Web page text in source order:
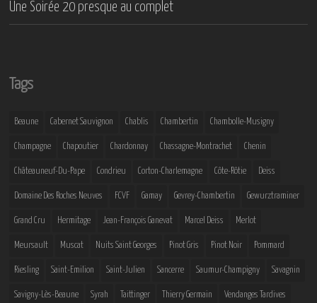
Une Soirée 20 presque au complet
Tags
Beaune Cabernet Sauvignon Chablis Chambertin Chambolle-Musigny
Champagne Chapoutier Chardonnay Chassagne-Montrachet Chenin
Châteauneuf-Du-Pape Condrieu Corton-Charlemagne Côte-Rôtie Deiss
Domaine Des Roches Neuves FCVF Gamay Gevrey-Chambertin Gewurztraminer
Grand Cru Hermitage Jean-François Ganevat Marcel Deiss Merlot
Meursault Muscat Nuits Saint Georges Pinot Gris Pinot Noir Pommard
Riesling Saint-Emilion Saint-Julien Sancerre Saumur-Champigny Savagnin
Savigny-Lès-Beaune Syrah Taittinger Thierry Germain Vendanges Tardives